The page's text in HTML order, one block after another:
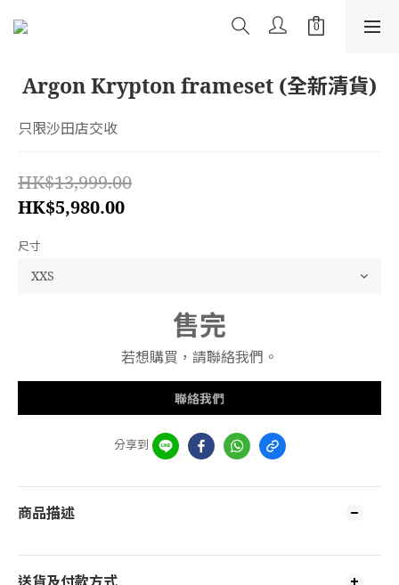
Argon Krypton frameset (全新清貨)
只限沙田店交收
HK$13,999.00
HK$5,980.00
尺寸
售完
若想購買，請聯絡我們。
聯絡我們
分享到
商品描述